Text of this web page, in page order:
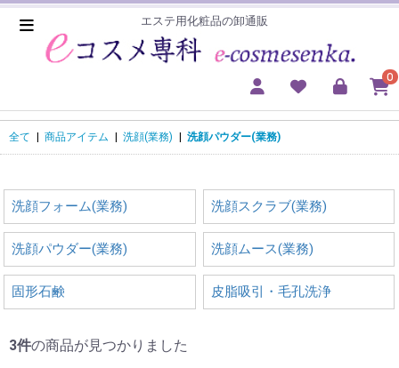
エステ用化粧品の卸通販
0
全て 商品アイテム 洗顔(業務) 洗顔パウダー(業務)
洗顔フォーム(業務) 洗顔スクラブ(業務)
洗顔パウダー(業務) 洗顔ムース(業務)
固形石鹸 皮脂吸引・毛孔洗浄
3件の商品が見つかりました